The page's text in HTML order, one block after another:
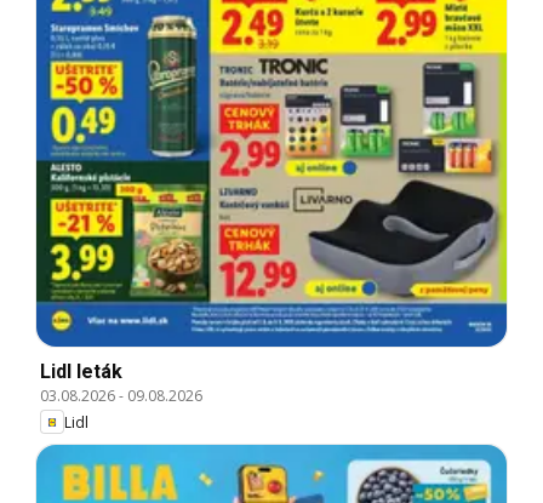
Lidl leták
03.08.2026- 09.08.2026
Lidl